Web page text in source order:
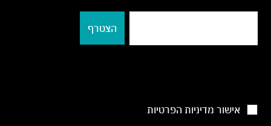
הצטרף
אישור מדיניות הפרטיות